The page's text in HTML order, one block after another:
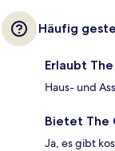
Häufig
Erlaubt
Haus- und
Bietet The
Ja, es gibt